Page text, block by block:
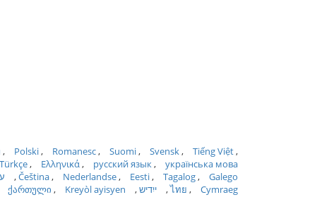
Polski Romanesc Suomi Svensk
Tiếng Việt
Türkçe
Ελληνικά русский язык українська мова
Čeština
Nederlandse Eesti Tagalog Galego
ไทย
Cymraeg ייִדיש ქართული Kreyòl ayisyen